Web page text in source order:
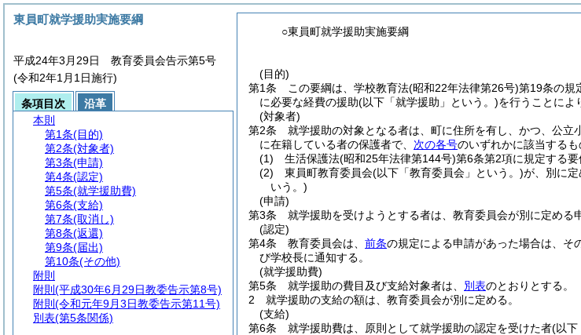
○東員町就学援助実施要綱
(目的)
第1条
この要綱は、学校教育法(昭和22年法律第26号)第19条の規
に必要な経費の援助(以下「就学援助」という。)を行うことによ
(対象者)
第2条
就学援助の対象となる者は、町に住所を有し、かつ、公
に在籍している者の保護者で、 次の各号のいずれかに該当するも
(1)
生活保護法(昭和25年法律第144号)第6条第2項に規定する
(2)
東員町教育委員会(以下「教育委員会」という。)が、別に
いう。)
(申請)
第3条
就学援助を受けようとする者は、教育委員会が別に定める
(認定)
第4条
教育委員会は、 前条の規定による申請があった場合は、そ
び学校長に通知する。
(就学援助費)
第5条
就学援助の費目及び支給対象者は、 別表のとおりとする。
2
就学援助の支給の額は、教育委員会が別に定める。
(支給)
第6条
就学援助費は、原則として就学援助の認定を受けた者(以下
東員町就学援助実施要綱
平成24年3月29日 教育委員会告示第5号
(令和2年1月1日施行)
条項目次
沿革
本則
第1条(目的)
第2条(対象者)
第3条(申請)
第4条(認定)
第5条(就学援助費)
第6条(支給)
第7条(取消し)
第8条(返還)
第9条(届出)
第10条(その他)
附則
附則 (平成30年6月29日教委告示第8号)
附則 (令和元年9月3日教委告示第11号)
別表(第5条関係)